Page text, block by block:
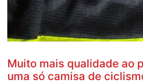
Muito mais qualidade ao
uma só camisa de